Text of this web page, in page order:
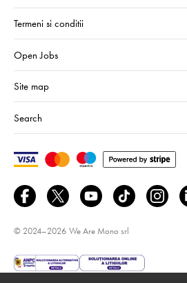
Termeni si conditii
Open Jobs
Site map
Search
© 2024–2026 We Are Mono srl